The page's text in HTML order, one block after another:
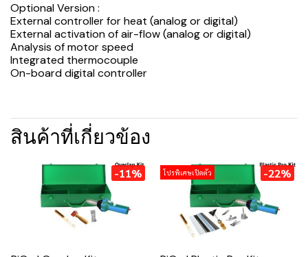
Optional Version :
External controller for heat (analog or digital)
External activation of air-flow (analog or digital)
Analysis of motor speed
Integrated thermocouple
On-board digital controller
สินค้าที่เกี่ยวข้อง
-11% โปรพิเศษเปิดตัว -22%